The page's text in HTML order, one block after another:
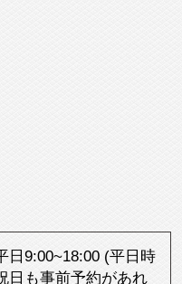
日9:00~18:00 (平日時
日も事前予約があれ